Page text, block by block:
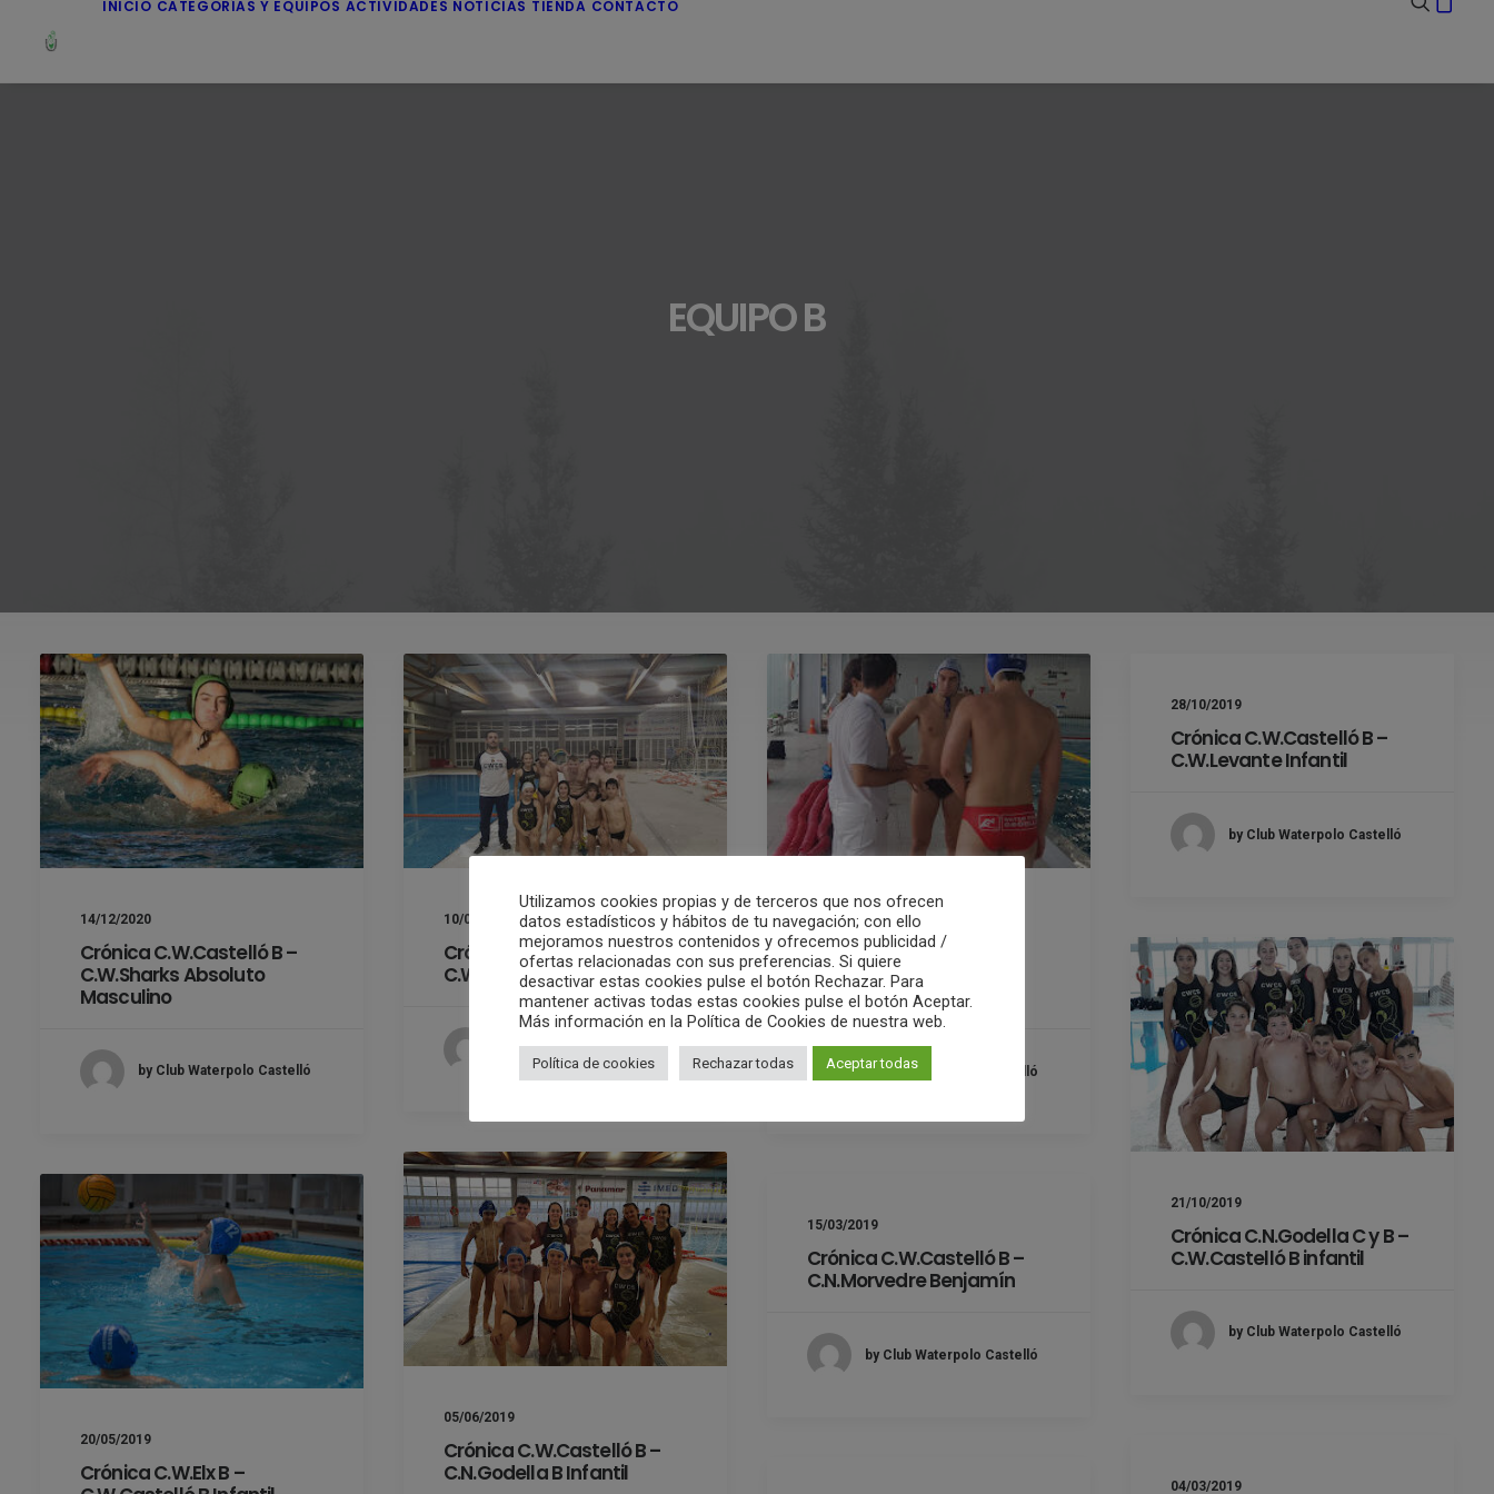
INICIO CATEGORÍAS Y EQUIPOS ACTIVIDADES NOTICIAS TIENDA CONTACTO
EQUIPO B
14/12/2020
Crónica C.W.Castelló B –
C.W.Sharks Absoluto
Masculino
by Club Waterpolo Castelló
10/02/2020
Crónica C.N.Godella B –
C.W.Castelló B Alevines
by Club Waterpolo Castelló
28/01/2020
Crónica C.W.Castelló B –
C.N.Godella C Primera
División Masculina
by Club Waterpolo Castelló
28/10/2019
Crónica C.W.Castelló B –
C.W.Levante Infantil
by Club Waterpolo Castelló
21/10/2019
Crónica C.N.Godella C y B –
C.W.Castelló B infantil
by Club Waterpolo Castelló
05/06/2019
Crónica C.W.Castelló B –
C.N.Godella B Infantil
20/05/2019
Crónica C.W.Elx B –
15/03/2019
Crónica C.W.Castelló B –
C.N.Morvedre Benjamín
by Club Waterpolo Castelló
04/03/2019
Utilizamos cookies propias y de terceros que nos ofrecen
datos estadísticos y hábitos de tu navegación; con ello
mejoramos nuestros contenidos y ofrecemos publicidad /
ofertas relacionadas con sus preferencias. Si quiere
desactivar estas cookies pulse el botón Rechazar. Para
mantener activas todas estas cookies pulse el botón Aceptar.
Más información en la Política de Cookies de nuestra web.
Política de cookies Rechazar todas Aceptar todas